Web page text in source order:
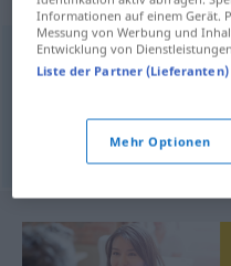
unanfechtbar,unangreifbar
© OpenThesaurus.de
Informationen auf einem Gerät.
Messung von Werbung und
Entwicklung von
Liste der Partner (Lieferanten)
Mehr Optionen